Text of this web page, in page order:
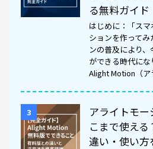
る無料ガイド
はじめに：「ス
ションを作って
ンの普及により
ができる時代にな
Alight Motion（ア
3
アライトモ
こまで使え
違い・使い